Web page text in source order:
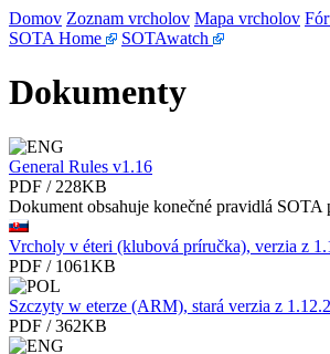
Domov Zoznam vrcholov Mapa vrcholov
SOTA Home
SOTAwatch
Dokumenty
General Rules v1.16
PDF / 228KB
Dokument obsahuje konečné pravidlá SOTA
Vrcholy v éteri (klubová príručka), verzia z
PDF / 1061KB
Szczyty w eterze (ARM), stará verzia z
PDF / 362KB